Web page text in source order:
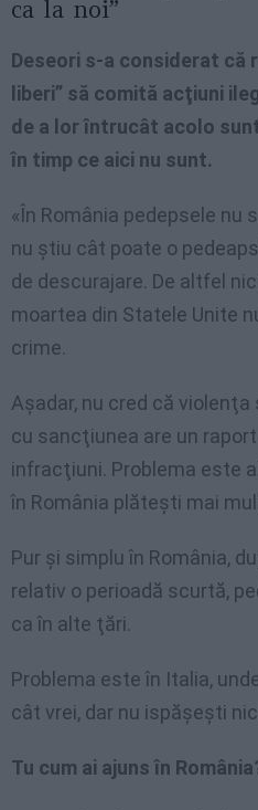
ca la noi”
Deseori s-a considerat că
liberi” să comită acţiuni
de a lor întrucât acolo
în timp ce aici nu sunt.
«În România pedepsele nu
nu ştiu cât poate o
de descurajare. De altfel
moartea din Statele Unite
crime.
Aşadar, nu cred că
cu sancţiunea are un
infracţiuni. Problema este
în România plăteşti mai
Pur şi simplu în România,
relativ o perioadă scurtă,
ca în alte ţări.
Problema este în Italia,
cât vrei, dar nu ispăşeşti
Tu cum ai ajuns în